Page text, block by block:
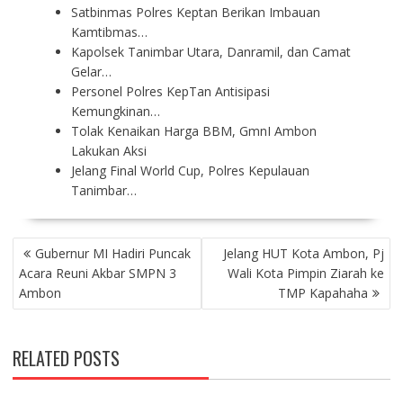
Satbinmas Polres Keptan Berikan Imbauan
Kamtibmas…
Kapolsek Tanimbar Utara, Danramil, dan Camat
Gelar…
Personel Polres KepTan Antisipasi
Kemungkinan…
Tolak Kenaikan Harga BBM, GmnI Ambon
Lakukan Aksi
Jelang Final World Cup, Polres Kepulauan
Tanimbar…
P
O
S
T
A
V
I
Gubernur MI Hadiri Puncak
Acara Reuni Akbar SMPN 3
Ambon
Jelang HUT Kota Ambon, Pj
Wali Kota Pimpin Ziarah ke
TMP Kapahaha
RELATED POSTS